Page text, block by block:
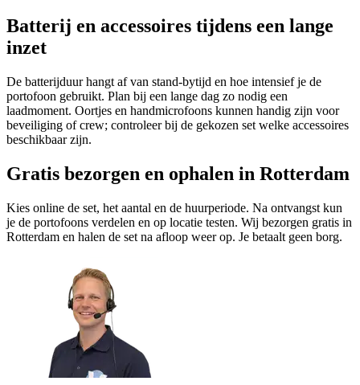
Batterij en accessoires tijdens een lange
inzet
De batterijduur hangt af van stand-bytijd en hoe intensief je de
portofoon gebruikt. Plan bij een lange dag zo nodig een
laadmoment. Oortjes en handmicrofoons kunnen handig zijn voor
beveiliging of crew; controleer bij de gekozen set welke accessoires
beschikbaar zijn.
Gratis bezorgen en ophalen in Rotterdam
Kies online de set, het aantal en de huurperiode. Na ontvangst kun
je de portofoons verdelen en op locatie testen. Wij bezorgen gratis in
Rotterdam en halen de set na afloop weer op. Je betaalt geen borg.